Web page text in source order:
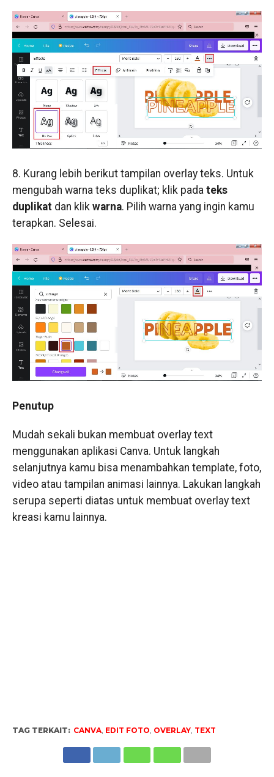
8. Kurang lebih berikut tampilan overlay teks. Untuk
mengubah warna teks duplikat; klik pada teks
duplikatdan klik warna. Pilih warna yang ingin kamu
terapkan. Selesai.
Penutup
Mudah sekali bukan membuat overlay text
menggunakan aplikasi Canva. Untuk langkah
selanjutnya kamu bisa menambahkan template, foto,
video atau tampilan animasi lainnya. Lakukan langkah
serupa seperti diatas untuk membuat overlay text
kreasi kamu lainnya.
TAG TERKAIT: CANVA, EDIT FOTO, OVERLAY, TEXT